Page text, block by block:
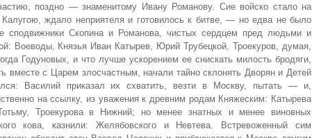
поздно — знаменитому Ивану Романову. Сие войско стало на
ждало неприятеля и готовилось к битве, — но едва не было
сподвижники Скопина и Романова, чистых сердцем пред людьми и
Воеводы, Князья Иван Катырев, Юрий Трубецкой, Троекуров, думая,
Годуновых, и что лучше ускорением ее снискать милость бродяги,
вместе с Царем злосчастным, начали тайно склонять Дворян и Детей
Василий приказал их схватить, везти в Москву, пытать — и,
на ссылку, из уважения к древним родам Княжеским: Катырева
Троекурова в Нижний; но менее знатных и менее виновных
кова, казнили: Желябовского и Невтева. Встревоженный сим